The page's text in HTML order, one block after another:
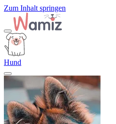
Zum Inhalt springen
Hund